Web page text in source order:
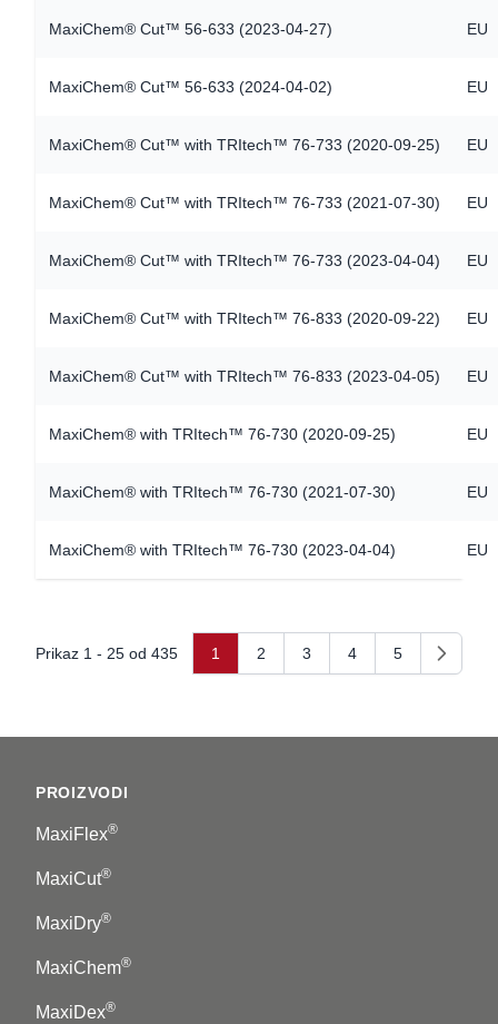
MaxiChem® Cut™ 56-633 (2023-04-27) EU
MaxiChem® Cut™ 56-633 (2024-04-02) EU
MaxiChem® Cut™ with TRItech™ 76-733 (2020-09-25) EU
MaxiChem® Cut™ with TRItech™ 76-733 (2021-07-30) EU
MaxiChem® Cut™ with TRItech™ 76-733 (2023-04-04) EU
MaxiChem® Cut™ with TRItech™ 76-833 (2020-09-22) EU
MaxiChem® Cut™ with TRItech™ 76-833 (2023-04-05) EU
MaxiChem® with TRItech™ 76-730 (2020-09-25) EU
MaxiChem® with TRItech™ 76-730 (2021-07-30) EU
MaxiChem® with TRItech™ 76-730 (2023-04-04) EU
Prikaz 1 - 25 od 435 1 2 3 4 5
Sljedeći
PROIZVODI
MaxiFlex®
MaxiCut®
MaxiDry®
MaxiChem®
MaxiDex®